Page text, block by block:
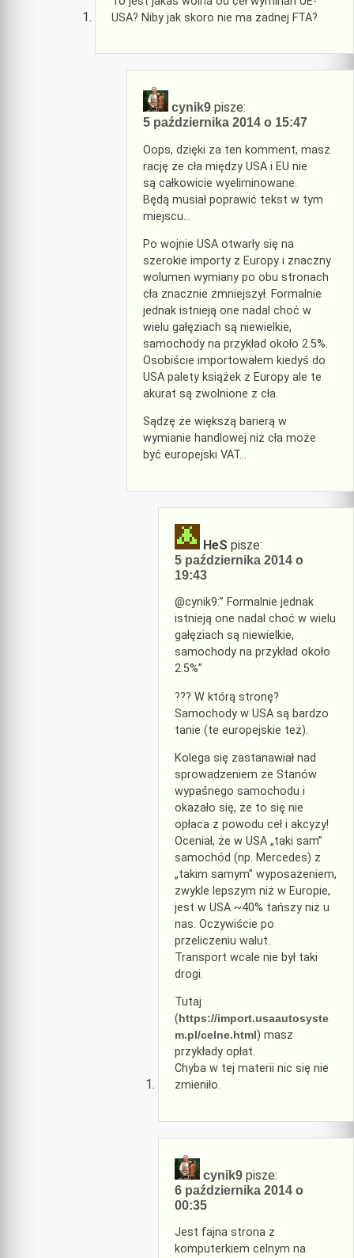
USA? Niby jak skoro nie ma żadnej FTA?
cynik9 pisze:
5 października 2014 o 15:47
Oops, dzięki za ten komment, masz
rację że cła między USA i EU nie
są całkowicie wyeliminowane.
Będą musiał poprawić tekst w tym
miejscu…
Po wojnie USA otwarły się na
szerokie importy z Europy i znaczny
wolumen wymiany po obu stronach
cła znacznie zmniejszył. Formalnie
jednak istnieją one nadal choć w
wielu gałęziach są niewielkie,
samochody na przykład około 2.5%.
Osobiście importowałem kiedyś do
USA palety książek z Europy ale te
akurat są zwolnione z cła.
Sądzę że większą barierą w
wymianie handlowej niż cła może
być europejski VAT…
HeS pisze:
5 października 2014 o
19:43
@cynik9:” Formalnie jednak
istnieją one nadal choć w wielu
gałęziach są niewielkie,
samochody na przykład około
2.5%”
??? W którą stronę?
Samochody w USA są bardzo
tanie (te europejskie też).
Kolega się zastanawiał nad
sprowadzeniem ze Stanów
wypaśnego samochodu i
okazało się, że to się nie
opłaca z powodu ceł i akcyzy!
Oceniał, że w USA „taki sam”
samochód (np. Mercedes) z
„takim samym” wyposażeniem,
zwykle lepszym niż w Europie,
jest w USA ~40% tańszy niż u
nas. Oczywiście po
przeliczeniu walut.
Transport wcale nie był taki
drogi.
Tutaj
(https://import.usaautosyste
m.pl/celne.html) masz
przykłady opłat.
Chyba w tej materii nic się nie
zmieniło.
cynik9 pisze:
6 października 2014 o
00:35
Jest fajna strona z
komputerkiem celnym na